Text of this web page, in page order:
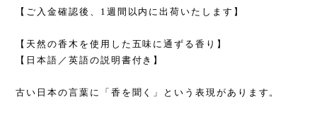
【ご入金確認後、1週間以内に出荷いたします】
【天然の香木を使用した五味に通ずる香り】
【日本語／英語の説明書付き】
古い日本の言葉に「香を聞く」という表現があります。